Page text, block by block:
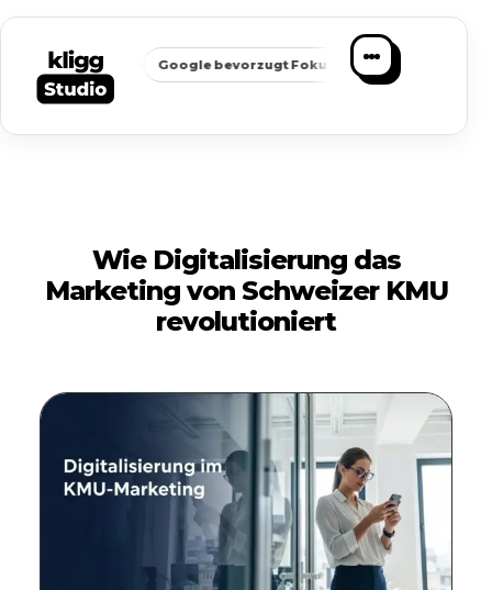
✦ Google bevorzugt Fokus ✦ Passende Anfragen
Wie Digitalisierung das
Marketing von Schweizer KMU
revolutioniert